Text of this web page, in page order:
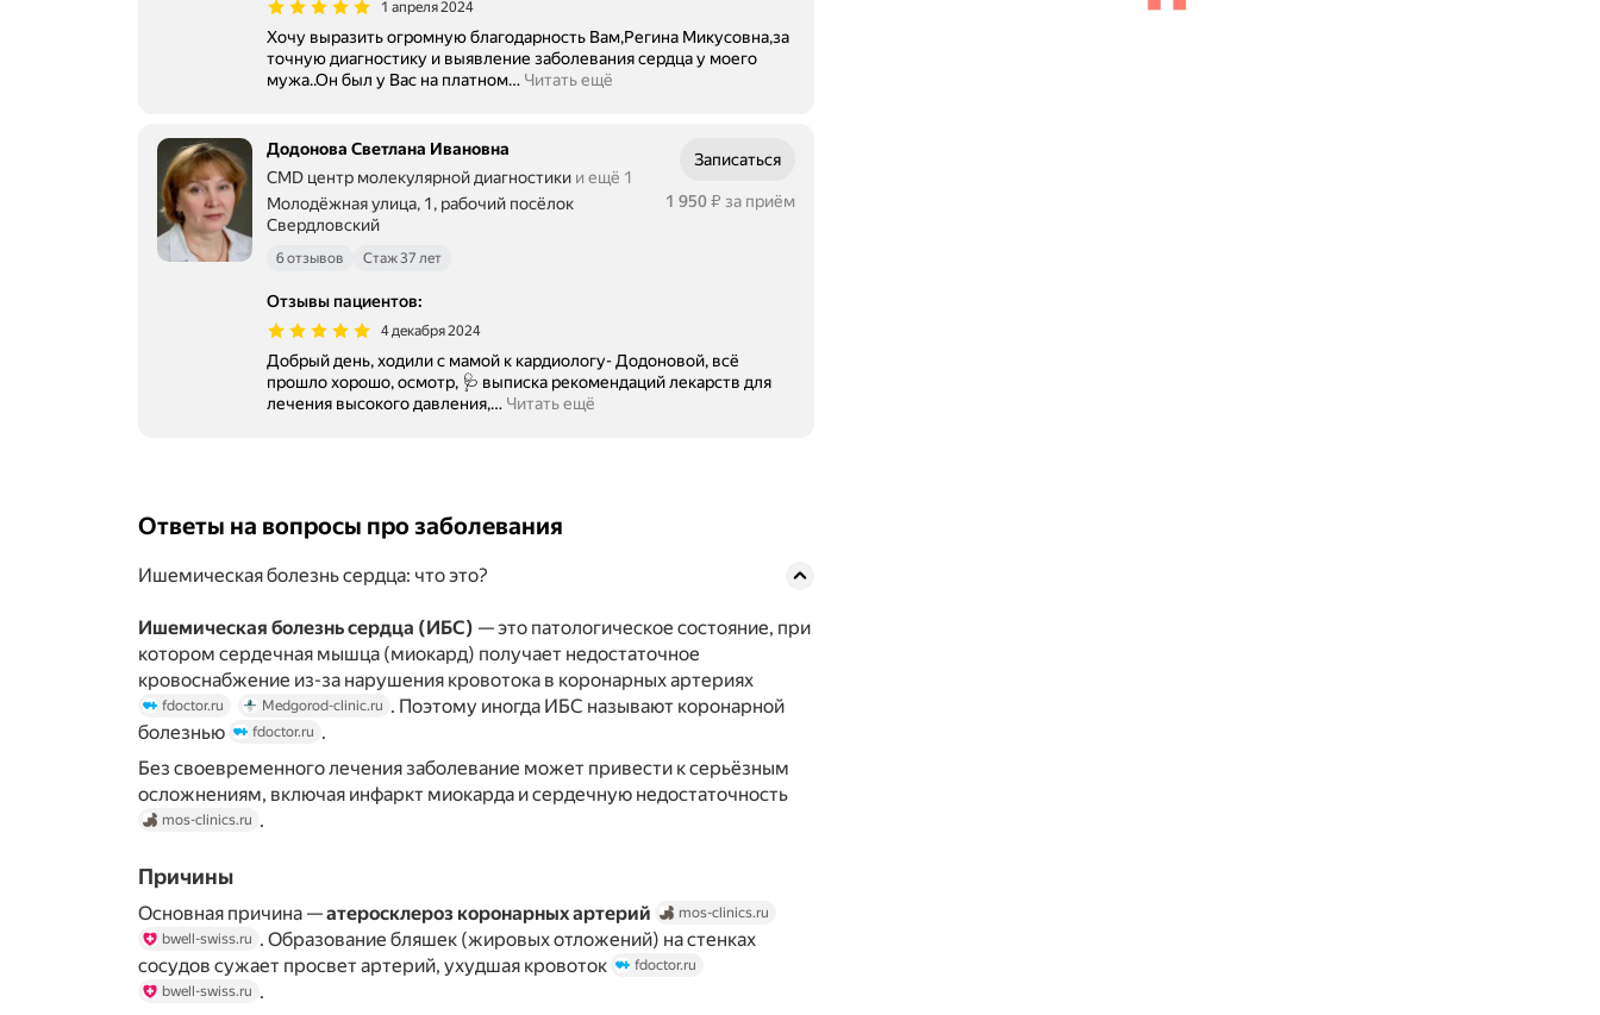
1 апреля 2024
Хочу выразить огромную благодарность Вам,Регина Микусовна,за
точную диагностику и выявление заболевания сердца у моего
мужа..Он был у Вас на платном… Читать ещё
Додонова Светлана Ивановна
CMD центр молекулярной диагностики и ещё 1
Молодёжная улица, 1, рабочий посёлок
Свердловский
6 отзывов Стаж 37 лет
Записаться
Цена
1950
1 950 ₽ за приём
Отзывы пациентов:
4 декабря 2024
Добрый день, ходили с мамой к кардиологу- Додоновой, всё
прошло хорошо, осмотр, 🩺 выписка рекомендаций лекарств для
лечения высокого давления,… Читать ещё
Ответы на вопросы про заболевания
Ишемическая болезнь сердца: что это?
Ишемическая болезнь сердца (ИБС) — это патологическое состояние, при
котором сердечная мышца (миокард) получает недостаточное
кровоснабжение из-за нарушения кровотока в коронарных артериях
fdoctor.ru Medgorod-clinic.ru . Поэтому иногда ИБС называют коронарной
болезнью
fdoctor.ru .
Без своевременного лечения заболевание может привести к серьёзным
осложнениям, включая инфаркт миокарда и сердечную недостаточность
mos-clinics.ru .
Причины
Основная причина —атеросклероз коронарных артерий
mos-clinics.ru
bwell-swiss.ru . Образование бляшек (жировых отложений) на стенках
сосудов сужает просвет артерий, ухудшая кровоток
fdoctor.ru
bwell-swiss.ru .